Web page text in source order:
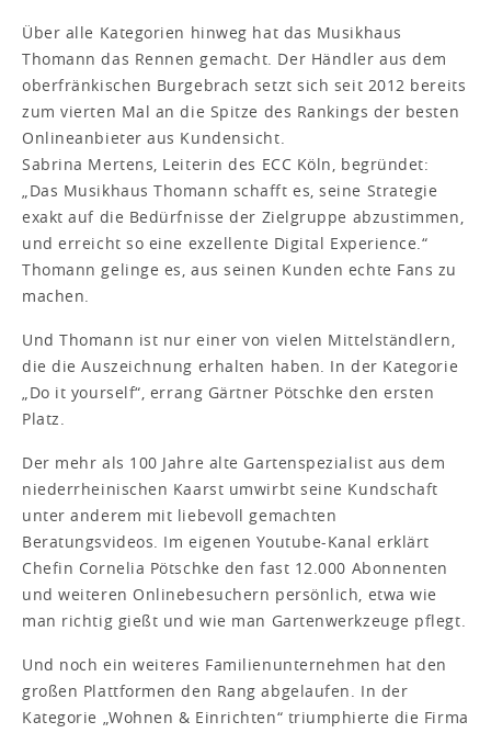
Über alle Kategorien hinweg hat das Musikhaus
Thomann das Rennen gemacht. Der Händler aus dem
oberfränkischen Burgebrach setzt sich seit 2012 bereits
zum vierten Mal an die Spitze des Rankings der besten
Onlineanbieter aus Kundensicht.
Sabrina Mertens, Leiterin des ECC Köln, begründet:
„Das Musikhaus Thomann schafft es, seine Strategie
exakt auf die Bedürfnisse der Zielgruppe abzustimmen,
und erreicht so eine exzellente Digital Experience.“
Thomann gelinge es, aus seinen Kunden echte Fans zu
machen.
Und Thomann ist nur einer von vielen Mittelständlern,
die die Auszeichnung erhalten haben. In der Kategorie
„Do it yourself“, errang Gärtner Pötschke den ersten
Platz.
Der mehr als 100 Jahre alte Gartenspezialist aus dem
niederrheinischen Kaarst umwirbt seine Kundschaft
unter anderem mit liebevoll gemachten
Beratungsvideos. Im eigenen Youtube-Kanal erklärt
Chefin Cornelia Pötschke den fast 12.000 Abonnenten
und weiteren Onlinebesuchern persönlich, etwa wie
man richtig gießt und wie man Gartenwerkzeuge pflegt.
Und noch ein weiteres Familienunternehmen hat den
großen Plattformen den Rang abgelaufen. In der
Kategorie „Wohnen & Einrichten“ triumphierte die Firma